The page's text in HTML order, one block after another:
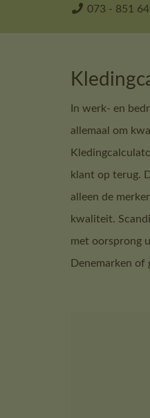
073 - 851
In werk- en
allemaal om
klant op terug.
alleen de
kwaliteit.
met oorsprong
Denemarken of